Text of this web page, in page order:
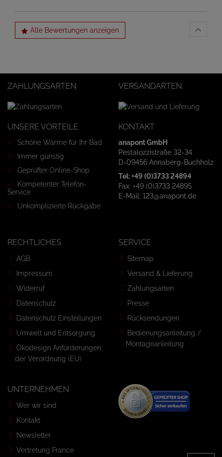
Alle Bewertungen anzeigen
ZAHLUNGSARTEN VERSANDARTEN
UNSERE VORTEILE
Schöne Wärme für Ihr Bad
Immer günstig
Geprüfter Online-Shop
Kompetenter Telefon-
Service
Unkomplizierte Rückgabe
KONTAKT
anapont GmbH
Pestalozzistraße 32-34
D-09456 Annaberg-Buchholz
Tel: +49 (0)3733 24894
Fax: +49 (0)3733 24895
E-Mail: 123@anapont.de
RECHTLICHES
AGB
Impressum
Widerruf
Datenschutz
Datenschutz Einstellungen
Umwelt und Entsorgung
Ökodesign Anforderungen
der Verordnung (EU)
SERVICE
Sitemap
Versand & Lieferung
Zahlungsarten
Presse
Rücksendungen
Bedienungsanleitung /
Montageanleitung
UNTERNEHMEN
Wer wir sind
Kontakt
Newsletter
Vertretung France